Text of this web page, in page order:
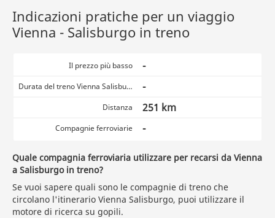
Indicazioni pratiche per un viaggio
Vienna - Salisburgo in treno
Il prezzo più basso -
Durata del treno Vienna Salisburgo -
Distanza 251 km
Compagnie ferroviarie -
Quale compagnia ferroviaria utilizzare per recarsi da Vienna
a Salisburgo in treno?
Se vuoi sapere quali sono le compagnie di treno che
circolano l'itinerario Vienna Salisburgo, puoi utilizzare il
motore di ricerca su gopili.